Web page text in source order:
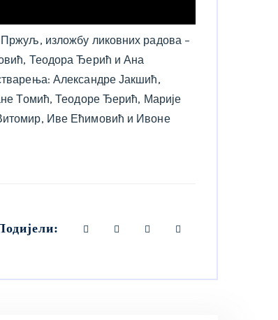
изложбу ликовних радова –
Теодора Ђерић и Ана
Александре Јакшић,
Томић, Теодоре Ђерић, Марије
Иве Ећимовић и Ивоне